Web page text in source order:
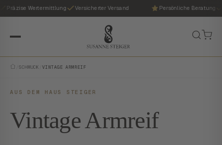
Präzise Wertermittlung Versicherter Versand Persönliche Beratung
SCHMUCK /VINTAGE ARMREIF
AUS DEM HAUS STEIGER
Vintage Armreif